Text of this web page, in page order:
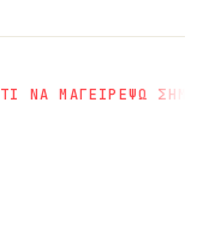
ΤΙ ΝΑ ΜΑΓΕΙΡΕΨΩ